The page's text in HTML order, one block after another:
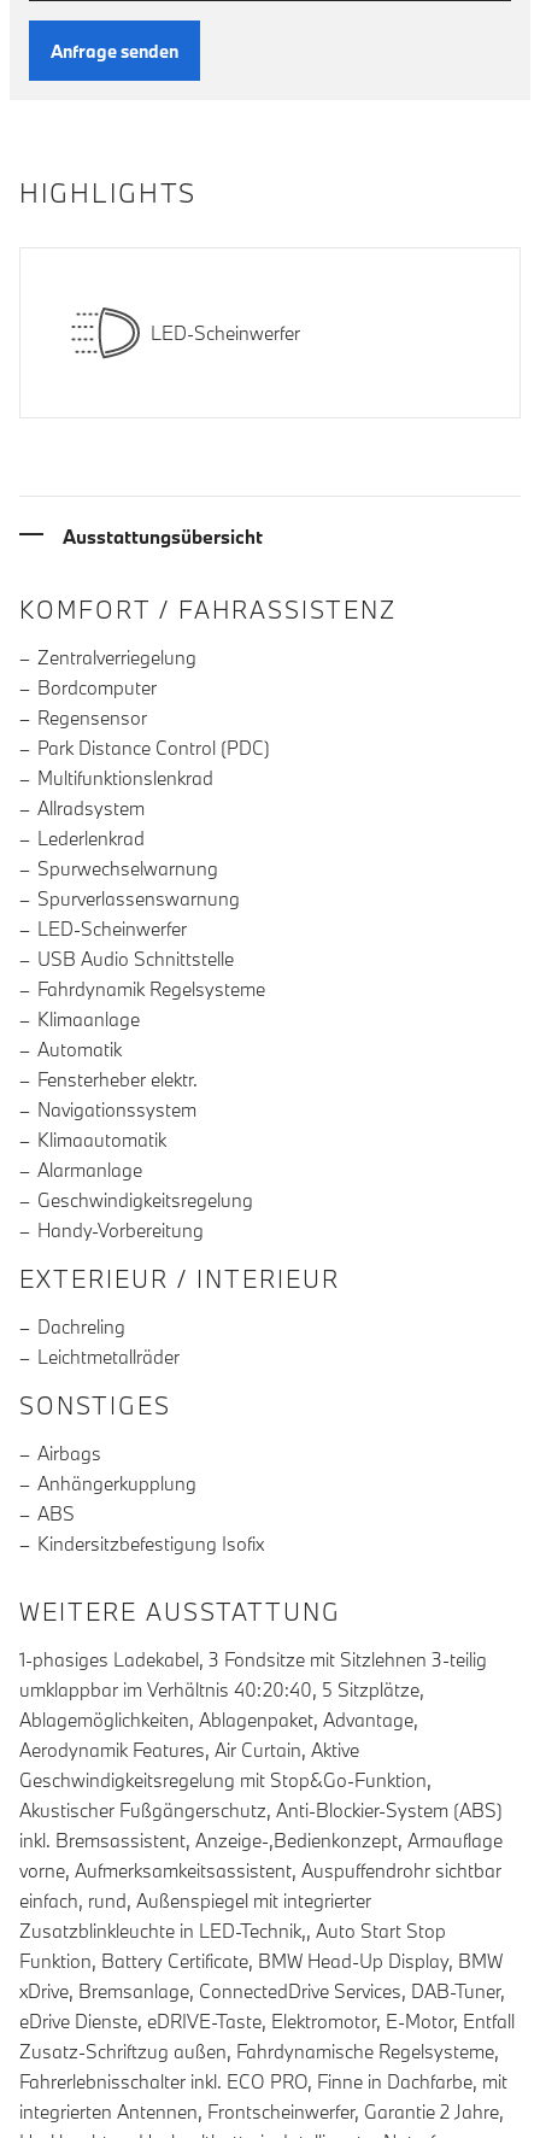
Anfrage senden
HIGHLIGHTS
LED-Scheinwerfer
Ausstattungsübersicht
INFORMATIONEN ÜBER DIE
KOMFORT / FAHRASSISTENZ
Zentralverriegelung
Bordcomputer
Regensensor
Park Distance Control (PDC)
Multifunktionslenkrad
Allradsystem
Lederlenkrad
Spurwechselwarnung
Spurverlassenswarnung
LED-Scheinwerfer
USB Audio Schnittstelle
Fahrdynamik Regelsysteme
Klimaanlage
Automatik
Fensterheber elektr.
Navigationssystem
Klimaautomatik
Alarmanlage
Geschwindigkeitsregelung
Handy-Vorbereitung
EXTERIEUR / INTERIEUR
Dachreling
Leichtmetallräder
SONSTIGES
Airbags
Anhängerkupplung
ABS
Kindersitzbefestigung Isofix
WEITERE AUSSTATTUNG
1-phasiges Ladekabel, 3 Fondsitze mit Sitzlehnen 3-teilig
umklappbar im Verhältnis 40:20:40, 5 Sitzplätze,
Ablagemöglichkeiten, Ablagenpaket, Advantage,
Aerodynamik Features, Air Curtain, Aktive
Geschwindigkeitsregelung mit Stop&Go-Funktion,
Akustischer Fußgängerschutz, Anti-Blockier-System (ABS)
inkl. Bremsassistent, Anzeige-,Bedienkonzept, Armauflage
vorne, Aufmerksamkeitsassistent, Auspuffendrohr sichtbar
einfach, rund, Außenspiegel mit integrierter
Zusatzblinkleuchte in LED-Technik,, Auto Start Stop
Funktion, Battery Certificate, BMW Head-Up Display, BMW
xDrive, Bremsanlage, ConnectedDrive Services, DAB-Tuner,
eDrive Dienste, eDRIVE-Taste, Elektromotor, E-Motor, Entfall
Zusatz-Schriftzug außen, Fahrdynamische Regelsysteme,
Fahrerlebnisschalter inkl. ECO PRO, Finne in Dachfarbe, mit
integrierten Antennen, Frontscheinwerfer, Garantie 2 Jahre,